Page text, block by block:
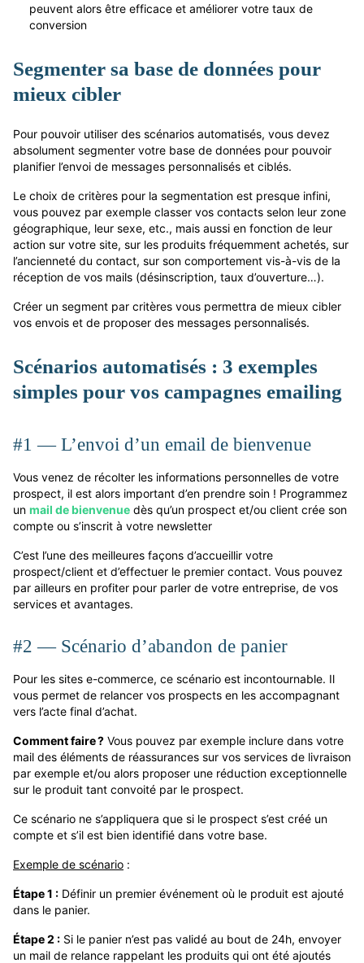
peuvent alors être efficace et améliorer votre taux de
conversion
Segmenter sa base de données pour
mieux cibler
Pour pouvoir utiliser des scénarios automatisés, vous devez
absolument segmenter votre base de données pour pouvoir
planifier l’envoi de messages personnalisés et ciblés.
Le choix de critères pour la segmentation est presque infini,
vous pouvez par exemple classer vos contacts selon leur zone
géographique, leur sexe, etc., mais aussi en fonction de leur
action sur votre site, sur les produits fréquemment achetés, sur
l’ancienneté du contact, sur son comportement vis-à-vis de la
réception de vos mails (désinscription, taux d’ouverture…).
Créer un segment par critères vous permettra de mieux cibler
vos envois et de proposer des messages personnalisés.
Scénarios automatisés : 3 exemples
simples pour vos campagnes emailing
#1 — L’envoi d’un email de bienvenue
Vous venez de récolter les informations personnelles de votre
prospect, il est alors important d’en prendre soin ! Programmez
un mail de bienvenue dès qu’un prospect et/ou client crée son
compte ou s’inscrit à votre newsletter
C’est l’une des meilleures façons d’accueillir votre
prospect/client et d’effectuer le premier contact. Vous pouvez
par ailleurs en profiter pour parler de votre entreprise, de vos
services et avantages.
#2 — Scénario d’abandon de panier
Pour les sites e-commerce, ce scénario est incontournable. Il
vous permet de relancer vos prospects en les accompagnant
vers l’acte final d’achat.
Comment faire ? Vous pouvez par exemple inclure dans votre
mail des éléments de réassurances sur vos services de livraison
par exemple et/ou alors proposer une réduction exceptionnelle
sur le produit tant convoité par le prospect.
Ce scénario ne s’appliquera que si le prospect s’est créé un
compte et s’il est bien identifié dans votre base.
Exemple de scénario :
Étape 1 ​: Définir un premier événement où le produit est ajouté
dans le panier.
Étape 2 ​: Si le panier n’est pas validé au bout de 24h, envoyer
un mail de relance rappelant les produits qui ont été ajoutés